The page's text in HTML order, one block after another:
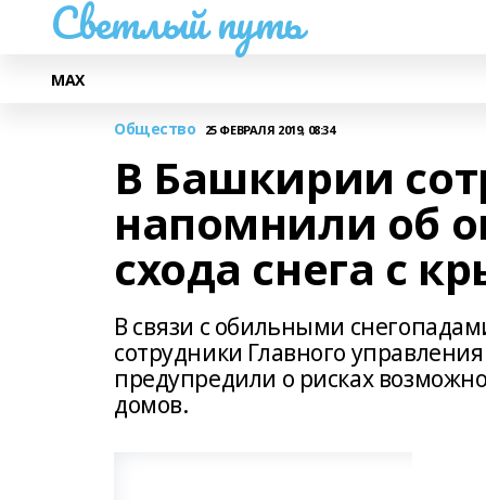
Светлый путь
МАХ
Общество 25 ФЕВРАЛЯ 2019, 08:34
В Башкирии
напомнили об
схода снега с
В связи с обильными
сотрудники Главного
предупредили о рисках
домов.